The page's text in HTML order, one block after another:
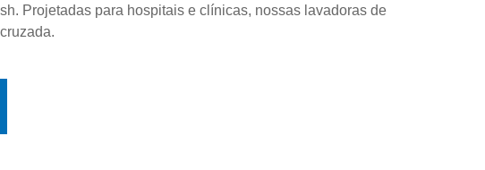
Projetadas para hospitais e clínicas, nossas lavadoras de